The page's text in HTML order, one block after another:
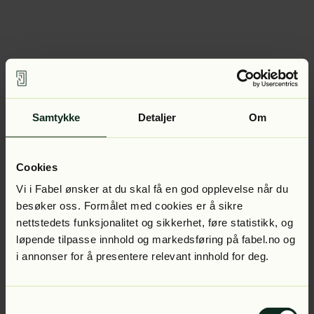
Samtykke Detaljer Om
Cookies
Vi i Fabel ønsker at du skal få en god opplevelse når du
besøker oss. Formålet med cookies er å sikre
nettstedets funksjonalitet og sikkerhet, føre statistikk, og
løpende tilpasse innhold og markedsføring på fabel.no og
i annonser for å presentere relevant innhold for deg.